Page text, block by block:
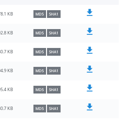
KB MD5 SHA1
KB MD5 SHA1
KB MD5 SHA1
KB MD5 SHA1
KB MD5 SHA1
KB MD5 SHA1